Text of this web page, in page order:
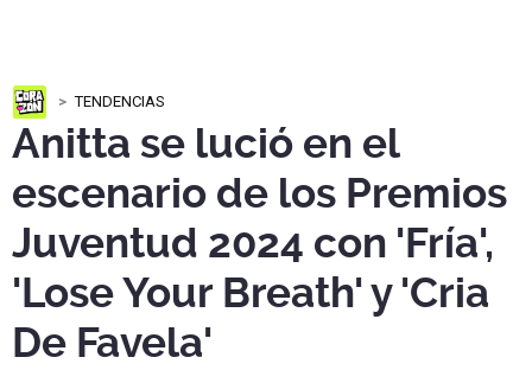
TENDENCIAS
Anitta se lució en el
escenario de los Premios
Juventud 2024 con 'Fría',
'Lose Your Breath' y 'Cria
De Favela'